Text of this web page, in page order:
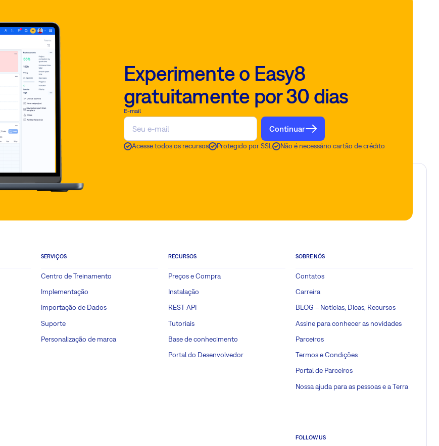
Experimente o Easy8
gratuitamente por 30 dias
E-mail
Continuar
Acesse todos os recursos Protegido por SSL Não é necessário cartão de crédito
SERVIÇOS
Centro de Treinamento
Implementação
Importação de Dados
Suporte
Personalização de marca
RECURSOS
Preços e Compra
Instalação
REST API
Tutoriais
Base de conhecimento
Portal do Desenvolvedor
SOBRE NÓS
Contatos
Carreira
BLOG – Notícias, Dicas, Recursos
Assine para conhecer as novidades
Parceiros
Termos e Condições
Portal de Parceiros
Nossa ajuda para as pessoas e a Terra
FOLLOW US